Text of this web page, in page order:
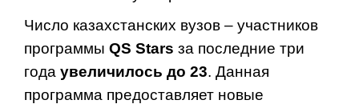
Число казахстанских вузов – участников
программы QS Stars за последние три
года увеличилось до 23. Данная
программа предоставляет новые